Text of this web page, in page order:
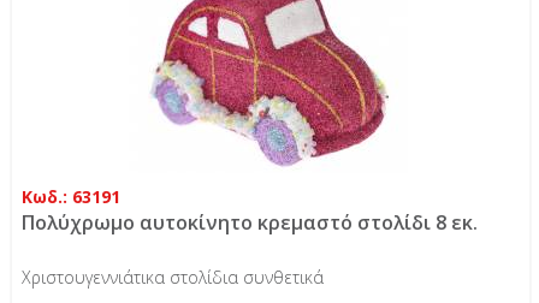
Κωδ.: 63191
Πολύχρωμο αυτοκίνητο κρεμαστό στολίδι 8 εκ.
Χριστουγεννιάτικα στολίδια συνθετικά